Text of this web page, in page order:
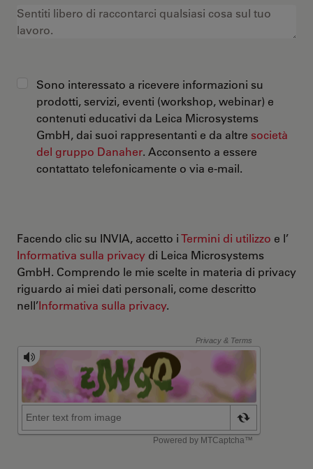
Sono interessato a ricevere informazioni su
prodotti, servizi, eventi (workshop, webinar) e
contenuti educativi da Leica Microsystems
GmbH, dai suoi rappresentanti e da altre società
del gruppo Danaher. Acconsento a essere
contattato telefonicamente o via e-mail.
Facendo clic su INVIA, accetto iTermini di utilizzo e l’
Informativa sulla privacy di Leica Microsystems
GmbH. Comprendo le mie scelte in materia di privacy
riguardo ai miei dati personali, come descritto
nell’Informativa sulla privacy.